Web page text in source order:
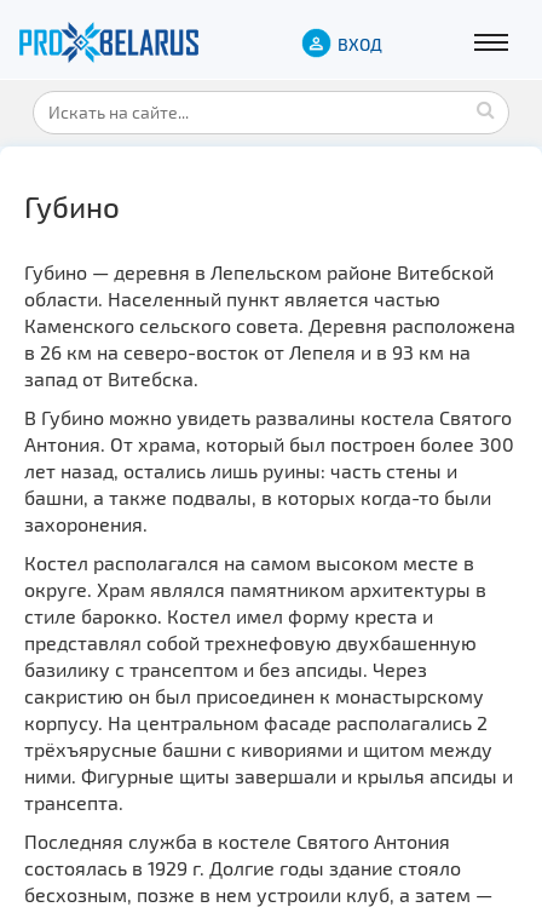
ВХОД
Губино
Губино — деревня в Лепельском районе Витебской
области. Населенный пункт является частью
Каменского сельского совета. Деревня расположена
в 26 км на северо-восток от Лепеля и в 93 км на
запад от Витебска.
В Губино можно увидеть развалины костела Святого
Антония. От храма, который был построен более 300
лет назад, остались лишь руины: часть стены и
башни, а также подвалы, в которых когда-то были
захоронения.
Костел располагался на самом высоком месте в
округе. Храм являлся памятником архитектуры в
стиле барокко. Костел имел форму креста и
представлял собой трехнефовую двухбашенную
базилику с трансептом и без апсиды. Через
сакристию он был присоединен к монастырскому
корпусу. На центральном фасаде располагались 2
трёхъярусные башни с кивориями и щитом между
ними. Фигурные щиты завершали и крылья апсиды и
трансепта.
Последняя служба в костеле Святого Антония
состоялась в 1929 г. Долгие годы здание стояло
бесхозным, позже в нем устроили клуб, а затем —